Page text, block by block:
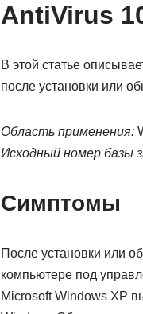
AntiVirus
В этой статье
после установки или
Область применения:
Исходный номер базы
Симптомы
После установки или
компьютере под
Microsoft Windows XP